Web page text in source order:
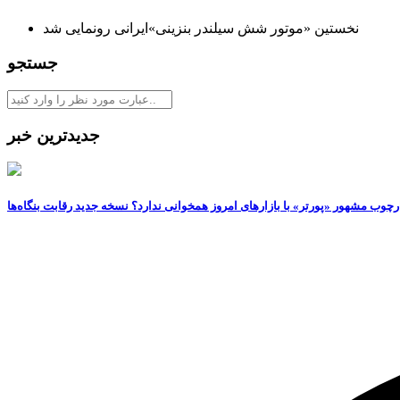
نخستین «موتور شش سیلندر بنزینی»ایرانی رونمایی شد
جستجو
جدیدترین خبر
مشهور «پورتر» با بازارهای امروز همخوانی ندارد؟ نسخه جدید رقابت‌ بنگاه‌ها